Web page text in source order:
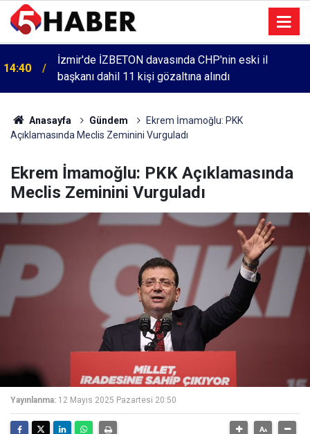
14:40
İzmir'de İZBETON davasında CHP'nin eski il
başkanı dahil 11 kişi gözaltına alındı
Anasayfa Gündem
Ekrem İmamoğlu: PKK
Açıklamasında Meclis Zeminini Vurguladı
Ekrem İmamoğlu: PKK Açıklamasında
Meclis Zeminini Vurguladı
Yayınlanma: 12 Mayıs 2025 Pazartesi 20:50